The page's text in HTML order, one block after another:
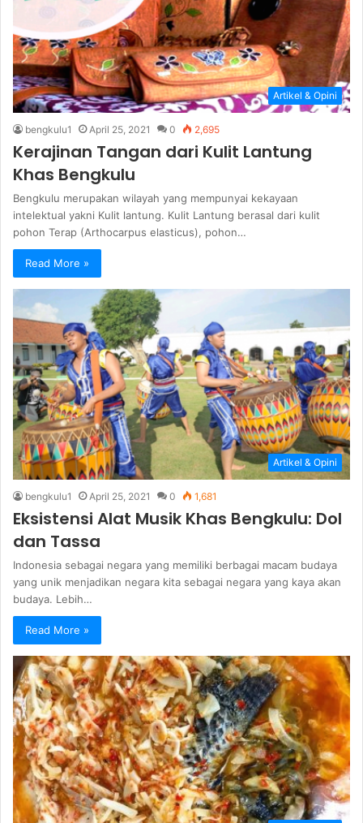
Artikel & Opini
bengkulu1 April 25, 2021 0 2,695
Kerajinan Tangan dari Kulit Lantung
Khas Bengkulu
Bengkulu merupakan wilayah yang mempunyai kekayaan
intelektual yakni Kulit lantung. Kulit Lantung berasal dari kulit
pohon Terap (Arthocarpus elasticus), pohon…
Read More »
Artikel & Opini
bengkulu1 April 25, 2021 0 1,681
Eksistensi Alat Musik Khas Bengkulu: Dol
dan Tassa
Indonesia sebagai negara yang memiliki berbagai macam budaya
yang unik menjadikan negara kita sebagai negara yang kaya akan
budaya. Lebih…
Read More »